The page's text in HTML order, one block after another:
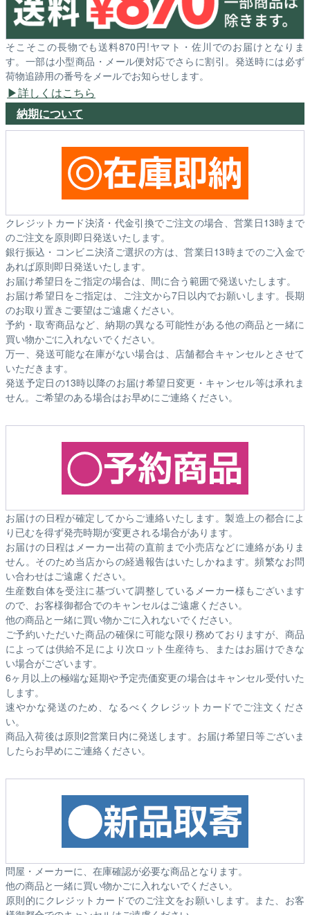
そこそこの長物でも送料870円!ヤマト・佐川でのお届けとなりま
す。一部は小型商品・メール便対応でさらに割引。発送時には必ず
荷物追跡用の番号をメールでお知らせします。
詳しくはこちら
納期について
クレジットカード決済・代金引換でご注文の場合、営業日13時まで
のご注文を原則即日発送いたします。
銀行振込・コンビニ決済ご選択の方は、営業日13時までのご入金で
あれば原則即日発送いたします。
お届け希望日をご指定の場合は、間に合う範囲で発送いたします。
お届け希望日をご指定は、ご注文から7日以内でお願いします。長期
のお取り置きご要望はご遠慮ください。
予約・取寄商品など、納期の異なる可能性がある他の商品と一緒に
買い物かごに入れないでください。
万一、発送可能な在庫がない場合は、店舗都合キャンセルとさせて
いただきます。
発送予定日の13時以降のお届け希望日変更・キャンセル等は承れま
せん。ご希望のある場合はお早めにご連絡ください。
お届けの日程が確定してからご連絡いたします。製造上の都合によ
り已むを得ず発売時期が変更される場合があります。
お届けの日程はメーカー出荷の直前まで小売店などに連絡がありま
せん。そのため当店からの経過報告はいたしかねます。頻繁なお問
い合わせはご遠慮ください。
生産数自体を受注に基づいて調整しているメーカー様もございます
ので、お客様御都合でのキャンセルはご遠慮ください。
他の商品と一緒に買い物かごに入れないでください。
ご予約いただいた商品の確保に可能な限り務めておりますが、商品
によっては供給不足により次ロット生産待ち、またはお届けできな
い場合がございます。
6ヶ月以上の極端な延期や予定売価変更の場合はキャンセル受付いた
します。
速やかな発送のため、なるべくクレジットカードでご注文くださ
い。
商品入荷後は原則2営業日内に発送します。お届け希望日等ございま
したらお早めにご連絡ください。
問屋・メーカーに、在庫確認が必要な商品となります。
他の商品と一緒に買い物かごに入れないでください。
原則的にクレジットカードでのご注文をお願いします。また、お客